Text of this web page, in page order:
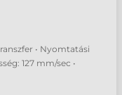
• Nyomtatási
127 mm/sec •